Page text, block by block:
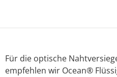
Für die optische
empfehlen wir Ocean®